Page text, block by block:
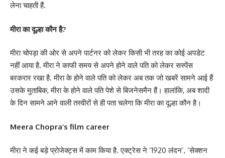
लेना चाहती हैं.
मीरा का दूल्हा कौन है?
मीरा चोपड़ा की ओर से अपने पार्टनर को लेकर किसी भी तरह का कोई अपडेट
नहीं आया है. मीरा ने काफी समय से अपने होने वाले पति को लेकर सस्पेंस
बरकरार रखा है. मीरा के होने वाले पति को लेकर अब तक जो खबरें सामने आई हैं
उसके मुताबिक, मीरा के होने वाले पति पेशे से बिजनेसमैन हैं। हालांकि, अब शादी
के दिन सामने आने वाली तस्वीरों से ही पता चलेगा कि मीरा का दूल्हा कौन है।
Meera Chopra’s film career
मीरा ने कई बड़े प्रोजेक्ट्स में काम किया है. एक्ट्रेस ने ‘1920 लंदन’, ‘सेक्शन